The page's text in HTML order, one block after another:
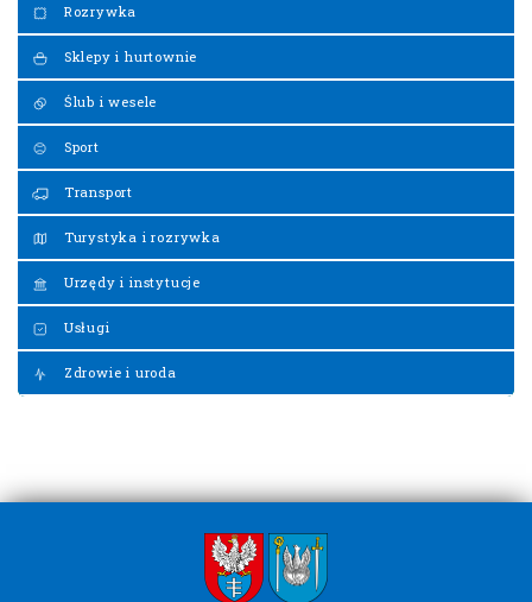
Rozrywka
Sklepy i hurtownie
Ślub i wesele
Sport
Transport
Turystyka i rozrywka
Urzędy i instytucje
Usługi
Zdrowie i uroda